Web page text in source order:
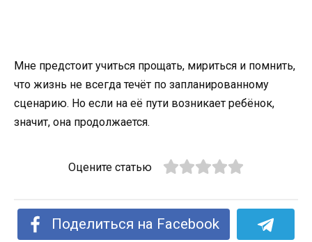
Мне предстоит учиться прощать, мириться и помнить,
что жизнь не всегда течёт по запланированному
сценарию. Но если на её пути возникает ребёнок,
значит, она продолжается.
Оцените статью
Поделиться на Facebook